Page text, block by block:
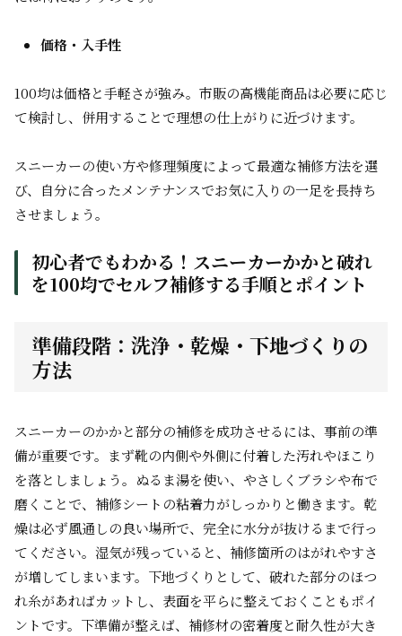
価格・入手性
100均は価格と手軽さが強み。市販の高機能商品は必要に応じ
て検討し、併用することで理想の仕上がりに近づけます。
スニーカーの使い方や修理頻度によって最適な補修方法を選
び、自分に合ったメンテナンスでお気に入りの一足を長持ち
させましょう。
初心者でもわかる！スニーカーかかと破れ
を100均でセルフ補修する手順とポイント
準備段階：洗浄・乾燥・下地づくりの
方法
スニーカーのかかと部分の補修を成功させるには、事前の準
備が重要です。まず靴の内側や外側に付着した汚れやほこり
を落としましょう。ぬるま湯を使い、やさしくブラシや布で
磨くことで、補修シートの粘着力がしっかりと働きます。乾
燥は必ず風通しの良い場所で、完全に水分が抜けるまで行っ
てください。湿気が残っていると、補修箇所のはがれやすさ
が増してしまいます。下地づくりとして、破れた部分のほつ
れ糸があればカットし、表面を平らに整えておくこともポイ
ントです。下準備が整えば、補修材の密着度と耐久性が大き